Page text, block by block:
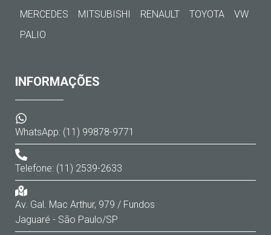
MERCEDES
MITSUBISHI RENAULT TOYOTA
VW
PALIO
INFORMAÇÕES
WhatsApp: (11) 99878-9771
Telefone: (11) 2539-2633
Av. Gal. Mac Arthur, 979 / Fundos
Jaguaré - São Paulo/SP